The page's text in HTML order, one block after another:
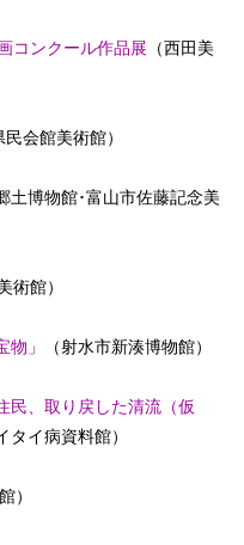
コンクール作品展 （西田美
民会館美術館）
土博物館･富山市佐藤記念美
術館）
」
（射水市新湊博物館）
民、取り戻した清流（仮
タイ病資料館）
）